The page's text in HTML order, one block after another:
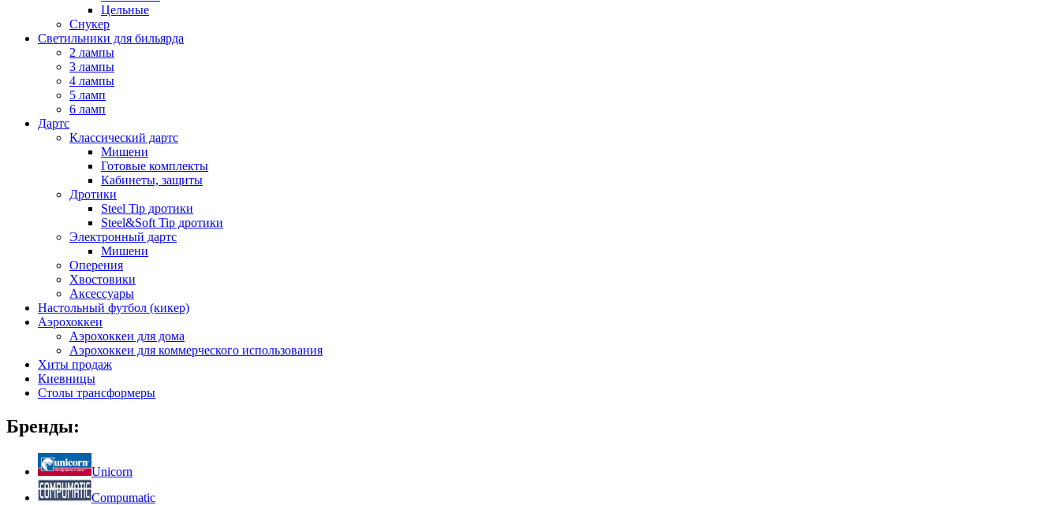
Цельные
Снукер
Светильники для бильярда
2 лампы
3 лампы
4 лампы
5 ламп
6 ламп
Дартс
Классический дартс
Мишени
Готовые комплекты
Кабинеты, защиты
Дротики
Steel Tip дротики
Steel&Soft Tip дротики
Электронный дартс
Мишени
Оперения
Хвостовики
Аксессуары
Настольный футбол (кикер)
Аэрохоккеи
Аэрохоккеи для дома
Аэрохоккеи для коммерческого использования
Хиты продаж
Киевницы
Столы трансформеры
Бренды:
Unicorn
Compumatic